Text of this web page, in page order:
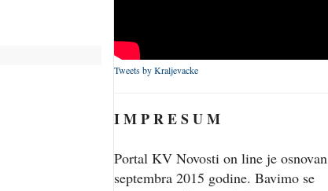
Tweets by Kraljevacke
I M P R E S U M
Portal KV Novosti on line je osnovan
septembra 2015 godine. Bavimo se